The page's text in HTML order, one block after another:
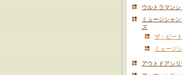
ウルトラマン
ミュージシャ
ズ
ザ・ビー
ミュージ
アウトドアシ